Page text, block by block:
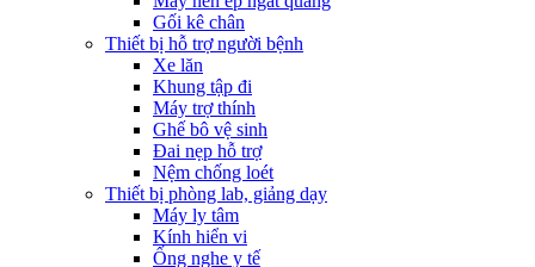
Gối kê chân
Thiết bị hỗ trợ người bệnh
Xe lăn
Khung tập đi
Máy trợ thính
Ghế bô vệ sinh
Đai nẹp hỗ trợ
Nệm chống loét
Thiết bị phòng lab, giảng dạy
Máy ly tâm
Kính hiển vi
Ống nghe y tế